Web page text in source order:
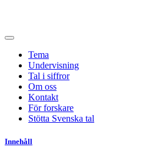
Tema
Undervisning
Tal i siffror
Om oss
Kontakt
För forskare
Stötta Svenska tal
Innehåll